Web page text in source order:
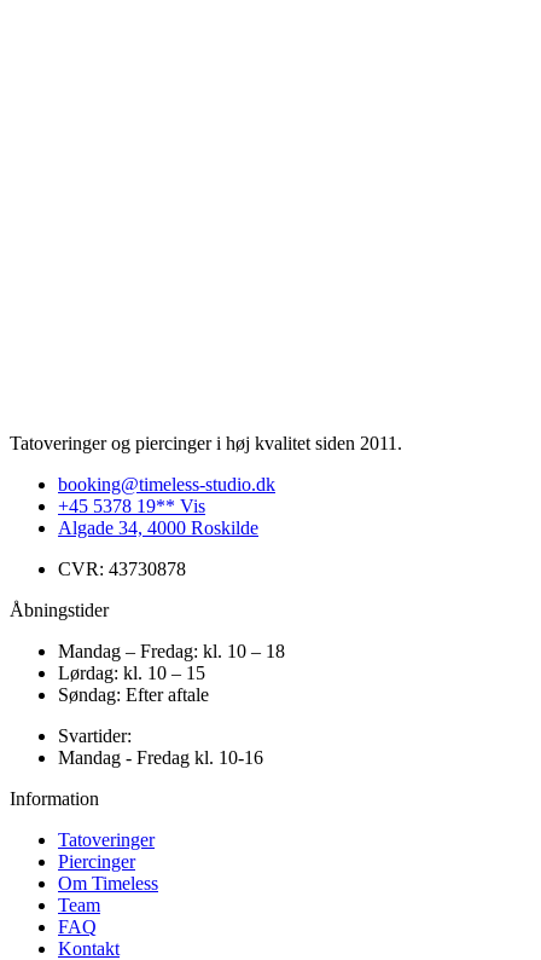
Tatoveringer og piercinger i høj kvalitet siden 2011.
booking@timeless-studio.dk
+45 5378 19** Vis
Algade 34, 4000 Roskilde
CVR: 43730878
Åbningstider
Mandag – Fredag: kl. 10 – 18
Lørdag: kl. 10 – 15
Søndag: Efter aftale
Svartider:
Mandag - Fredag kl. 10-16
Information
Tatoveringer
Piercinger
Om Timeless
Team
FAQ
Kontakt